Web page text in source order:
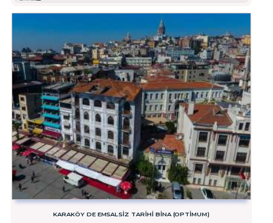
KARAKÖY DE EMSALSİZ TARİHİ BİNA (OPTİMUM)